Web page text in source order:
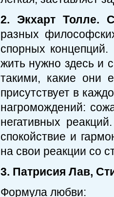
2. Экхарт Толле.
разных
спорных
жить нужно здесь и
такими, какие они
присутствует в
нагромождений:
негативных
спокойствие и
на свои реакции со
3. Патрисия Лав,
Формула любви: